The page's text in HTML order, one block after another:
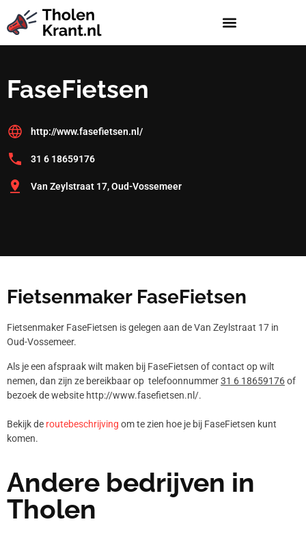
FaseFietsen
http://www.fasefietsen.nl/
31 6 18659176
Van Zeylstraat 17, Oud-Vossemeer
Fietsenmaker FaseFietsen
Fietsenmaker FaseFietsen is gelegen aan de Van Zeylstraat 17 in
Oud-Vossemeer.
Als je een afspraak wilt maken bij FaseFietsen of contact op wilt
nemen, dan zijn ze bereikbaar op telefoonnummer31 6 18659176of
bezoek de website http://www.fasefietsen.nl/.
Bekijk de routebeschrijving om te zien hoe je bij FaseFietsen kunt
komen.
Andere bedrijven in
Tholen